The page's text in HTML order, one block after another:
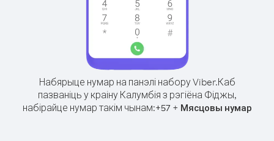
Набярыце нумар на панэлі набору Viber.Каб
пазваніць у краіну Калумбія з рэгіёна Фіджы,
набірайце нумар такім чынам:+57+ Мясцовы нумар